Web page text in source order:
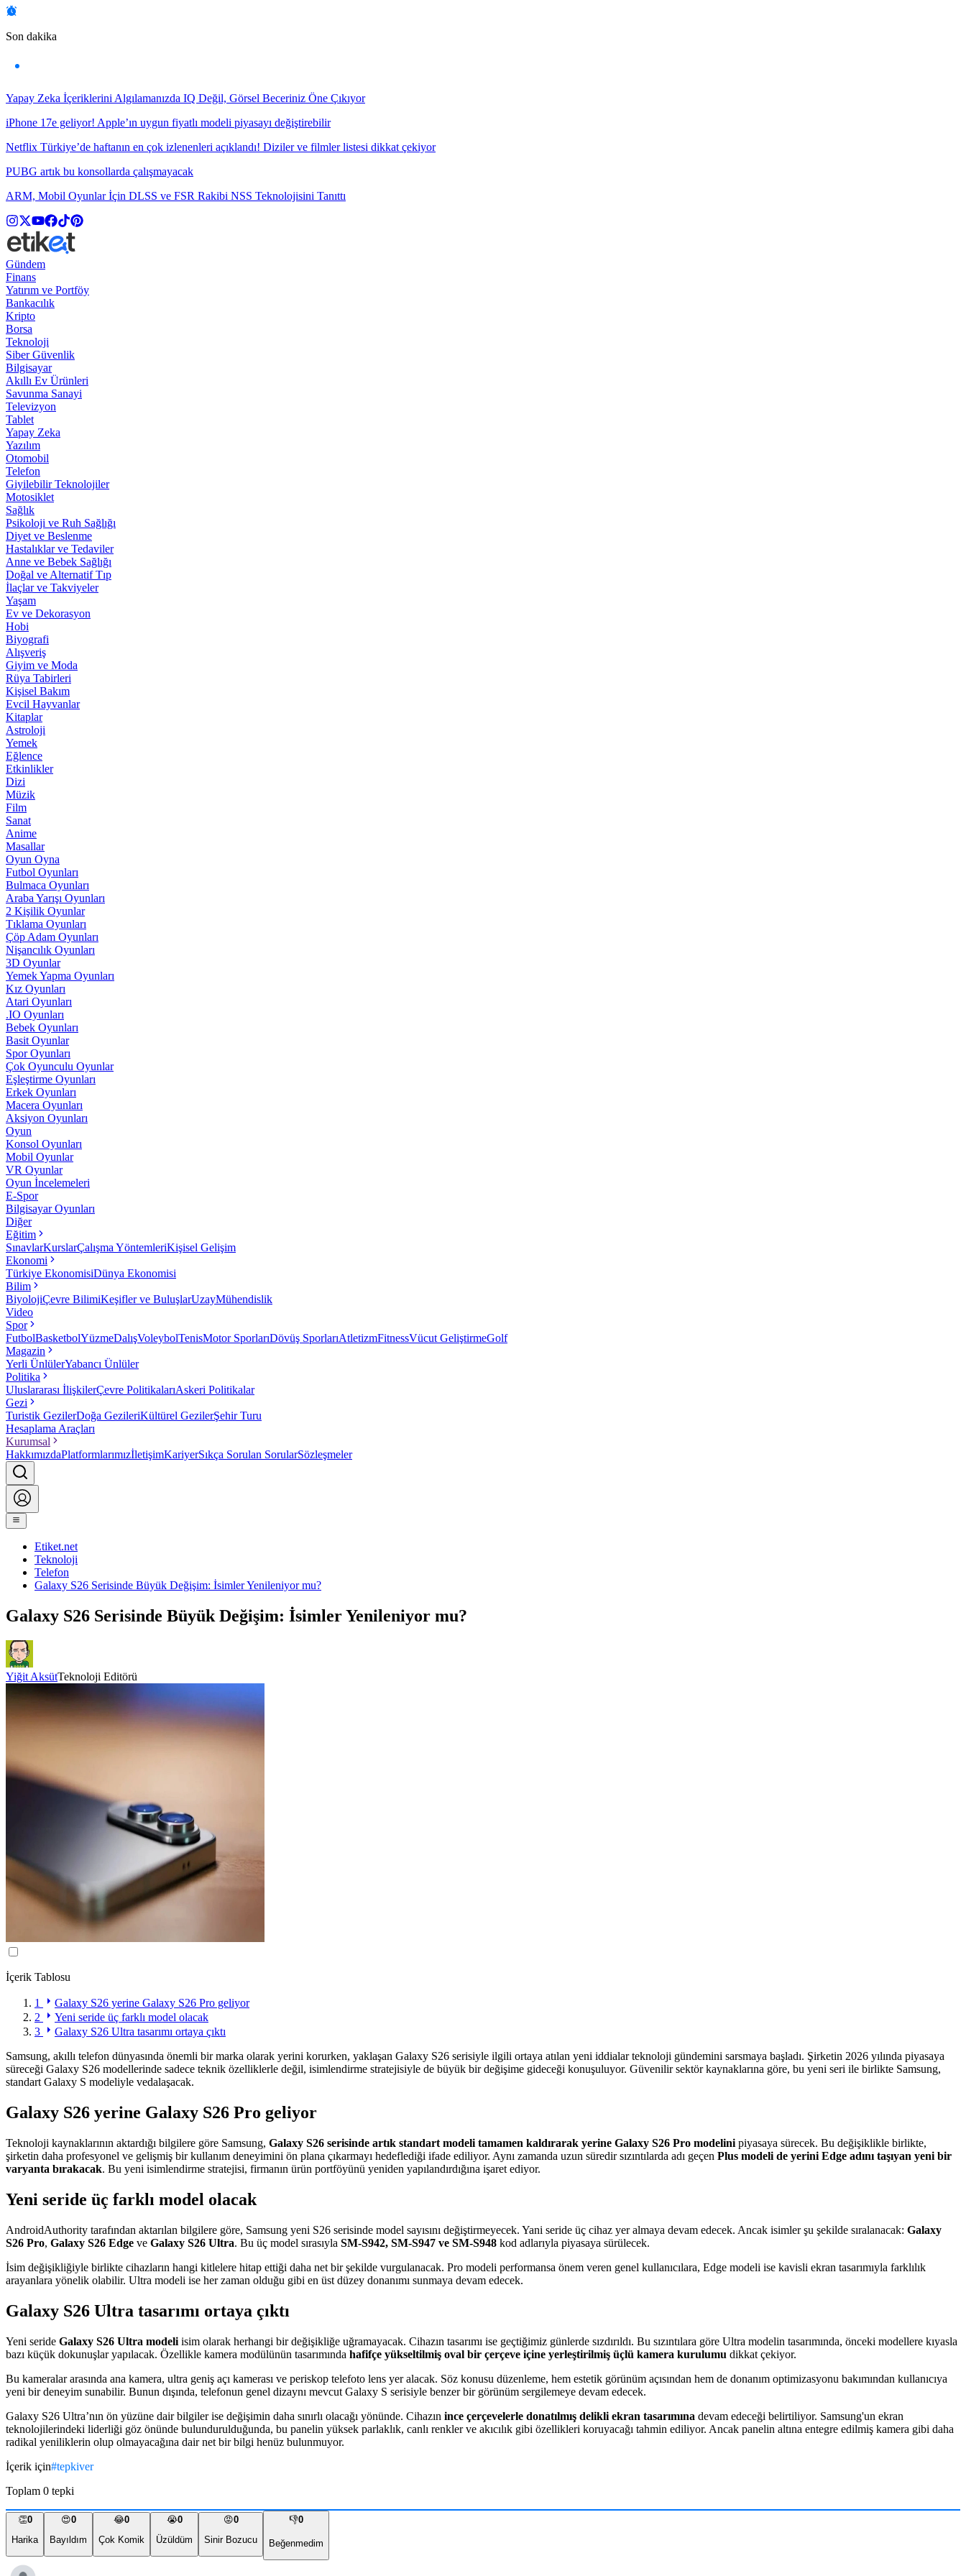
Son dakika
Yapay Zeka İçeriklerini Algılamanızda IQ Değil, Görsel Beceriniz Öne Çıkıyor
iPhone 17e geliyor! Apple’ın uygun fiyatlı modeli piyasayı değiştirebilir
Netflix Türkiye’de haftanın en çok izlenenleri açıklandı! Diziler ve filmler listesi dikkat çekiyor
PUBG artık bu konsollarda çalışmayacak
ARM, Mobil Oyunlar İçin DLSS ve FSR Rakibi NSS Teknolojisini Tanıttı
Gündem
Finans
Yatırım ve Portföy
Bankacılık
Kripto
Borsa
Teknoloji
Siber Güvenlik
Bilgisayar
Akıllı Ev Ürünleri
Savunma Sanayi
Televizyon
Tablet
Yapay Zeka
Yazılım
Otomobil
Telefon
Giyilebilir Teknolojiler
Motosiklet
Sağlık
Psikoloji ve Ruh Sağlığı
Diyet ve Beslenme
Hastalıklar ve Tedaviler
Anne ve Bebek Sağlığı
Doğal ve Alternatif Tıp
İlaçlar ve Takviyeler
Yaşam
Ev ve Dekorasyon
Hobi
Biyografi
Alışveriş
Giyim ve Moda
Rüya Tabirleri
Kişisel Bakım
Evcil Hayvanlar
Kitaplar
Astroloji
Yemek
Eğlence
Etkinlikler
Dizi
Müzik
Film
Sanat
Anime
Masallar
Oyun Oyna
Futbol Oyunları
Bulmaca Oyunları
Araba Yarışı Oyunları
2 Kişilik Oyunlar
Tıklama Oyunları
Çöp Adam Oyunları
Nişancılık Oyunları
3D Oyunlar
Yemek Yapma Oyunları
Kız Oyunları
Atari Oyunları
.IO Oyunları
Bebek Oyunları
Basit Oyunlar
Spor Oyunları
Çok Oyunculu Oyunlar
Eşleştirme Oyunları
Erkek Oyunları
Macera Oyunları
Aksiyon Oyunları
Oyun
Konsol Oyunları
Mobil Oyunlar
VR Oyunlar
Oyun İncelemeleri
E-Spor
Bilgisayar Oyunları
Diğer
Eğitim
SınavlarKurslarÇalışma YöntemleriKişisel Gelişim
Ekonomi
Türkiye EkonomisiDünya Ekonomisi
Bilim
BiyolojiÇevre BilimiKeşifler ve BuluşlarUzayMühendislik
Video
Spor
FutbolBasketbolYüzmeDalışVoleybolTenisMotor SporlarıDövüş SporlarıAtletizmFitnessVücut GeliştirmeGolf
Magazin
Yerli ÜnlülerYabancı Ünlüler
Politika
Uluslararası İlişkilerÇevre PolitikalarıAskeri Politikalar
Gezi
Turistik GezilerDoğa GezileriKültürel GezilerŞehir Turu
Hesaplama Araçları
Kurumsal
HakkımızdaPlatformlarımızİletişimKariyerSıkça Sorulan SorularSözleşmeler
Etiket.net
Teknoloji
Telefon
Galaxy S26 Serisinde Büyük Değişim: İsimler Yenileniyor mu?
Galaxy S26 Serisinde Büyük Değişim: İsimler Yenileniyor mu?
Yiğit AksütTeknoloji Editörü
İçerik Tablosu
1
Galaxy S26 yerine Galaxy S26 Pro geliyor
2
Yeni seride üç farklı model olacak
3
Galaxy S26 Ultra tasarımı ortaya çıktı
Samsung, akıllı telefon dünyasında önemli bir marka olarak yerini korurken, yaklaşan Galaxy S26 serisiyle ilgili ortaya atılan yeni iddialar teknoloji gündemini sarsmaya başladı. Şirketin 2026 yılında piyasaya
süreceği Galaxy S26 modellerinde sadece teknik özelliklerle değil, isimlendirme stratejisiyle de büyük bir değişime gideceği konuşuluyor. Güvenilir sektör kaynaklarına göre, bu yeni seri ile birlikte Samsung,
standart Galaxy S modeliyle vedalaşacak.
Galaxy S26 yerine Galaxy S26 Pro geliyor
Teknoloji kaynaklarının aktardığı bilgilere göre Samsung, Galaxy S26 serisinde artık standart modeli tamamen kaldırarak yerine Galaxy S26 Pro modelini piyasaya sürecek. Bu değişiklikle birlikte,
şirketin daha profesyonel ve gelişmiş bir kullanım deneyimini ön plana çıkarmayı hedeflediği ifade ediliyor. Aynı zamanda uzun süredir sızıntılarda adı geçen Plus modeli de yerini Edge adını taşıyan yeni bir
varyanta bırakacak. Bu yeni isimlendirme stratejisi, firmanın ürün portföyünü yeniden yapılandırdığına işaret ediyor.
Yeni seride üç farklı model olacak
AndroidAuthority tarafından aktarılan bilgilere göre, Samsung yeni S26 serisinde model sayısını değiştirmeyecek. Yani seride üç cihaz yer almaya devam edecek. Ancak isimler şu şekilde sıralanacak: Galaxy
S26 Pro, Galaxy S26 Edge ve Galaxy S26 Ultra. Bu üç model sırasıyla SM-S942, SM-S947 ve SM-S948 kod adlarıyla piyasaya sürülecek.
İsim değişikliğiyle birlikte cihazların hangi kitlelere hitap ettiği daha net bir şekilde vurgulanacak. Pro modeli performansa önem veren genel kullanıcılara, Edge modeli ise kavisli ekran tasarımıyla farklılık
arayanlara yönelik olabilir. Ultra modeli ise her zaman olduğu gibi en üst düzey donanımı sunmaya devam edecek.
Galaxy S26 Ultra tasarımı ortaya çıktı
Yeni seride Galaxy S26 Ultra modeli isim olarak herhangi bir değişikliğe uğramayacak. Cihazın tasarımı ise geçtiğimiz günlerde sızdırıldı. Bu sızıntılara göre Ultra modelin tasarımında, önceki modellere kıyasla
bazı küçük dokunuşlar yapılacak. Özellikle kamera modülünün tasarımında hafifçe yükseltilmiş oval bir çerçeve içine yerleştirilmiş üçlü kamera kurulumu dikkat çekiyor.
Bu kameralar arasında ana kamera, ultra geniş açı kamerası ve periskop telefoto lens yer alacak. Söz konusu düzenleme, hem estetik görünüm açısından hem de donanım optimizasyonu bakımından kullanıcıya
yeni bir deneyim sunabilir. Bunun dışında, telefonun genel dizaynı mevcut Galaxy S serisiyle benzer bir görünüm sergilemeye devam edecek.
Galaxy S26 Ultra’nın ön yüzüne dair bilgiler ise değişimin daha sınırlı olacağı yönünde. Cihazın ince çerçevelerle donatılmış delikli ekran tasarımına devam edeceği belirtiliyor. Samsung'un ekran
teknolojilerindeki liderliği göz önünde bulundurulduğunda, bu panelin yüksek parlaklık, canlı renkler ve akıcılık gibi özellikleri koruyacağı tahmin ediliyor. Ancak panelin altına entegre edilmiş kamera gibi daha
radikal yeniliklerin olup olmayacağına dair net bir bilgi henüz bulunmuyor.
İçerik için#tepkiver
Toplam 0 tepki
👏0
Harika
😍0
Bayıldım
😂0
Çok Komik
😭0
Üzüldüm
😡0
Sinir Bozucu
👎0
Beğenmedim